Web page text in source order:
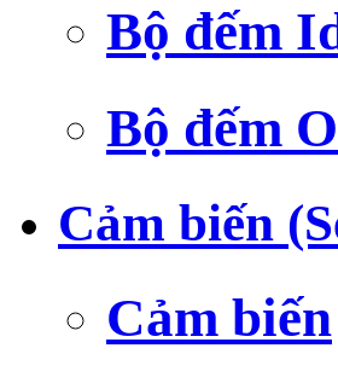
Bộ đếm
Bộ đếm
Cảm biến
Cảm biến